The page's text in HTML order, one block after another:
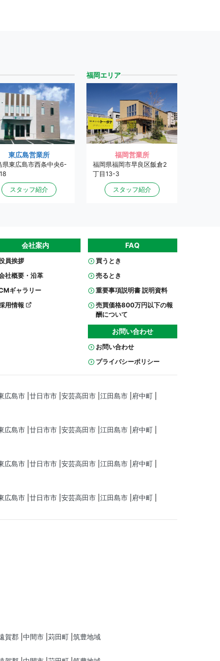
東広島営業所
県東広島市西条中央6-
スタッフ紹介
福岡エリア
福岡営業所
福岡県福岡市早良区飯倉2
丁目13-3
スタッフ紹介
会社案内
員挨拶
社概要・沿革
ギャラリー
用情報
FAQ
買うとき
売るとき
重要事項説明書 説明資料
売買価格800万円以下の報
酬について
お問い合わせ
お問い合わせ
プライバシーポリシー
広島市 廿日市市 安芸高田市 江田島市 府中町
広島市 廿日市市 安芸高田市 江田島市 府中町
広島市 廿日市市 安芸高田市 江田島市 府中町
広島市 廿日市市 安芸高田市 江田島市 府中町
賀郡 中間市 苅田町 筑豊地域